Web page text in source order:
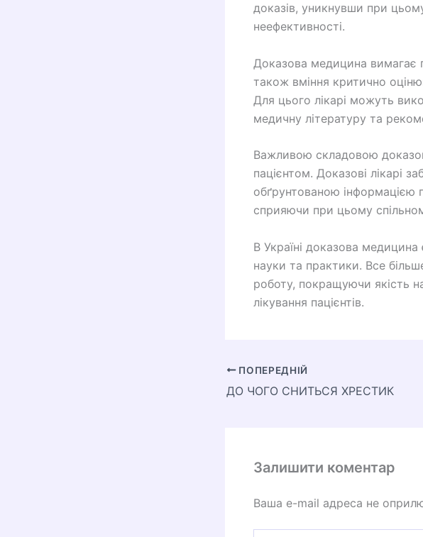
доказів, уникнувши при
неефективності.
Доказова медицина вимагає
також вміння критично
Для цього лікарі можуть
медичну літературу та
Важливою складовою
пацієнтом. Доказові лікарі
обґрунтованою інформацією
сприяючи при цьому
В Україні доказова
науки та практики. Все
роботу, покращуючи якість
лікування пацієнтів.
ПОПЕРЕДНІЙ
ДО ЧОГО СНИТЬСЯ ХРЕСТИК
Залишити коментар
Ваша e-mail адреса не